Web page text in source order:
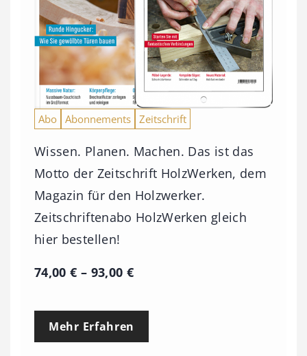
Abo Abonnements Zeitschrift
Wissen. Planen. Machen. Das ist das
Motto der Zeitschrift HolzWerken, dem
Magazin für den Holzwerker.
Zeitschriftenabo HolzWerken gleich
hier bestellen!
74,00€ – 93,00 €P
e
Mehr Erfahren